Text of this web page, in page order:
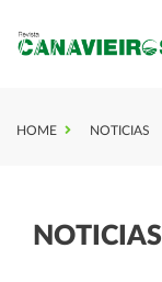
HOME NOTICIAS
NOTICIAS